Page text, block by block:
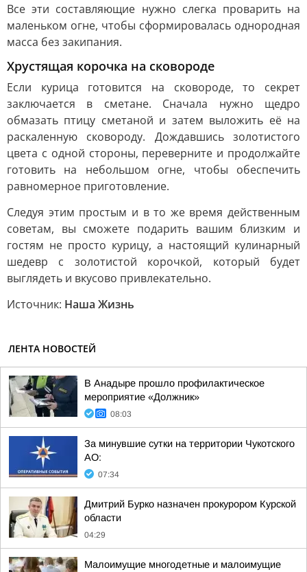
Все эти составляющие нужно слегка проварить на
маленьком огне, чтобы сформировалась однородная
масса без закипания.
Хрустящая корочка на сковороде
Если курица готовится на сковороде, то секрет
заключается в сметане. Сначала нужно щедро
обмазать птицу сметаной и затем выложить её на
раскаленную сковороду. Дождавшись золотистого
цвета с одной стороны, переверните и продолжайте
готовить на небольшом огне, чтобы обеспечить
равномерное приготовление.
Следуя этим простым и в то же время действенным
советам, вы сможете подарить вашим близким и
гостям не просто курицу, а настоящий кулинарный
шедевр с золотистой корочкой, который будет
выглядеть и вкусово привлекательно.
Источник: Наша Жизнь
ЛЕНТА НОВОСТЕЙ
В Анадыре прошло профилактическое
мероприятие «Должник»
08:03
За минувшие сутки на территории Чукотского
АО:
07:34
Дмитрий Бурко назначен прокурором Курской
области
04:29
Малоимущие многодетные и малоимущие